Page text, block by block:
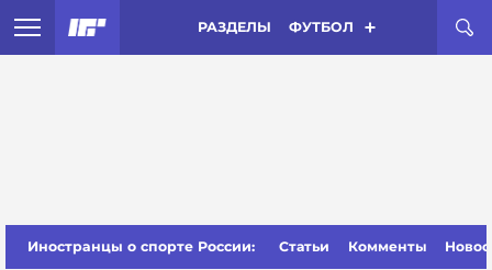
РАЗДЕЛЫ ФУТБОЛ
Иностранцы о спорте России: Статьи Комменты